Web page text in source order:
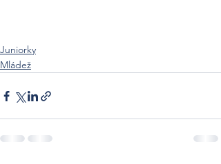
Juniorky
Mládež